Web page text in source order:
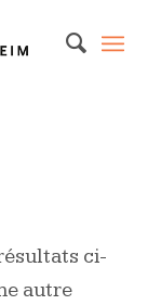
ci-
autre